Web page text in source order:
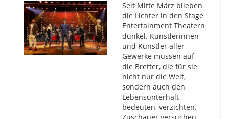
Seit Mitte März blieben
die Lichter in den Stage
Entertainment Theatern
dunkel. Künstlerinnen
und Künstler aller
Gewerke müssen auf
die Bretter, die für sie
nicht nur die Welt,
sondern auch den
Lebensunterhalt
bedeuten, verzichten.